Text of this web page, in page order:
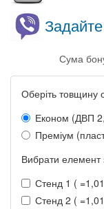
Сума
Оберіть товщину
Економ (ДВП
Преміум
Вибрати елемент
Стенд 1 (
Стенд 2 (